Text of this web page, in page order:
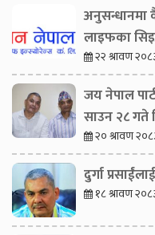
लाइफका
२२ श्रावण
जय नेपाल
साउन २८ गते
२० श्रावण
दुर्गा
१८ श्रावण